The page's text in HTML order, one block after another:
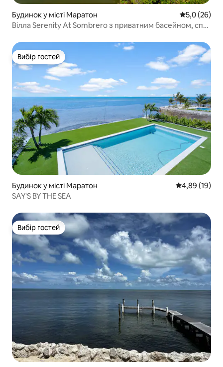
Будинок у місті Маратон Середня
5,0 (26)
Вілла Serenity At Sombrero з приватним басейном, спа-
Вибір гостей
Вибір гостей
Будинок у місті Маратон Середня
4,89 (19)
SAY'S BY THE SEA
Вибір гостей
Вибір гостей